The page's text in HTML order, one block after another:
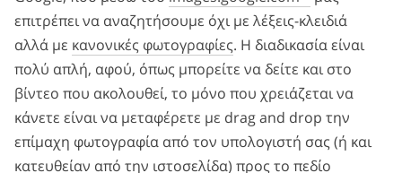
επιτρέπει να αναζητήσουμε όχι με λέξεις-κλειδιά
αλλά με κανονικές φωτογραφίες. Η διαδικασία είναι
πολύ απλή, αφού, όπως μπορείτε να δείτε και στο
βίντεο που ακολουθεί, το μόνο που χρειάζεται να
κάνετε είναι να μεταφέρετε με drag and drop την
επίμαχη φωτογραφία από τον υπολογιστή σας (ή και
κατευθείαν από την ιστοσελίδα) προς το πεδίο